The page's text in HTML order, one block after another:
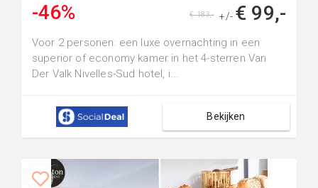
-46% +/- € 99,-
€ 183,-
Voor 2 personen: een luxe overnachting in een
superior of economy kamer in het 4-sterren Van
Der Valk Nivelles-Sud hotel, i...
Bekijken